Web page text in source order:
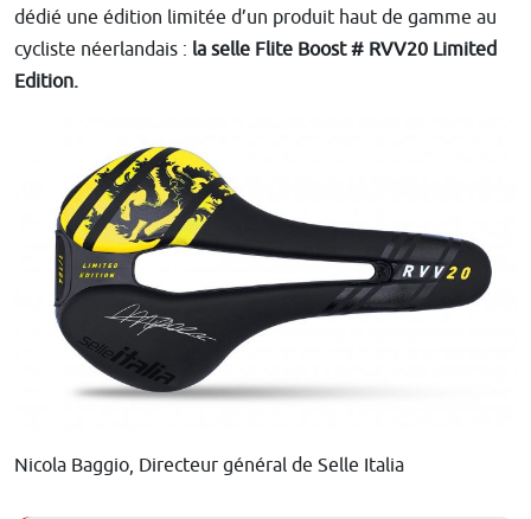
dédié une édition limitée d’un produit haut de gamme au
cycliste néerlandais : la selle Flite Boost # RVV20 Limited
Edition.
Nicola Baggio, Directeur général de Selle Italia